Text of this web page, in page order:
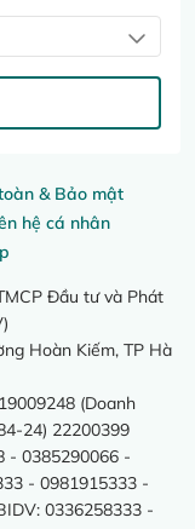
& Bảo mật
hệ cá nhân
Đầu tư và Phát
Hoàn Kiếm, TP Hà
(Doanh
24) 22200399
- 0385290066 -
- 0981915333 -
0336258333 -